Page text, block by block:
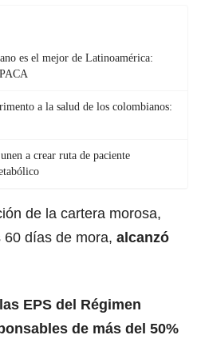
es el mejor de Latinoamérica:
a la salud de los colombianos:
a crear ruta de paciente
de la cartera morosa,
días de mora, alcanzó
las EPS del Régimen
de más del 50%